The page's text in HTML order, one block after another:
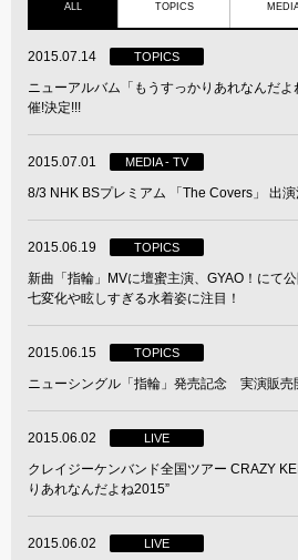
ALL TOPICS
2015.07.14 TOPICS
ニューアルバム「もうすっかりあれなんだ
催!決定!!!
2015.07.01 MEDIA - TV
8/3 NHK BSプレミアム 「The Covers」 出演
2015.06.19 TOPICS
新曲「指輪」MVに壇蜜主演、GYAO！にて
七変化や眩しすぎる水着姿に注目！
2015.06.15 TOPICS
ニューシングル「指輪」発売記念 実演販売
2015.06.02 LIVE
クレイジーケンバンド全国ツアー CRAZY
りあれなんだよね2015”
2015.06.02 LIVE